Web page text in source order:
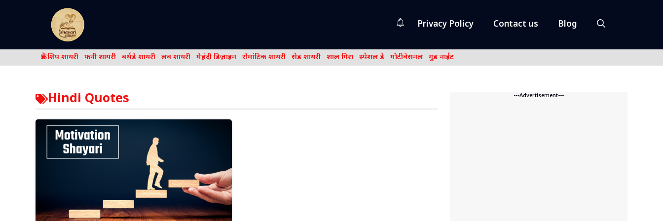
Privacy Policy Contact us Blog
फ्रेंड शिप शायरी फनी शायरी बर्थडे शायरी लव शायरी मेहंदी डिज़ाइन रोमांटिक शायरी सेड शायरी शाल गिरा स्पेशल डे मोटीवेसनल गुड नाईट
Hindi Quotes ---Advertisement---